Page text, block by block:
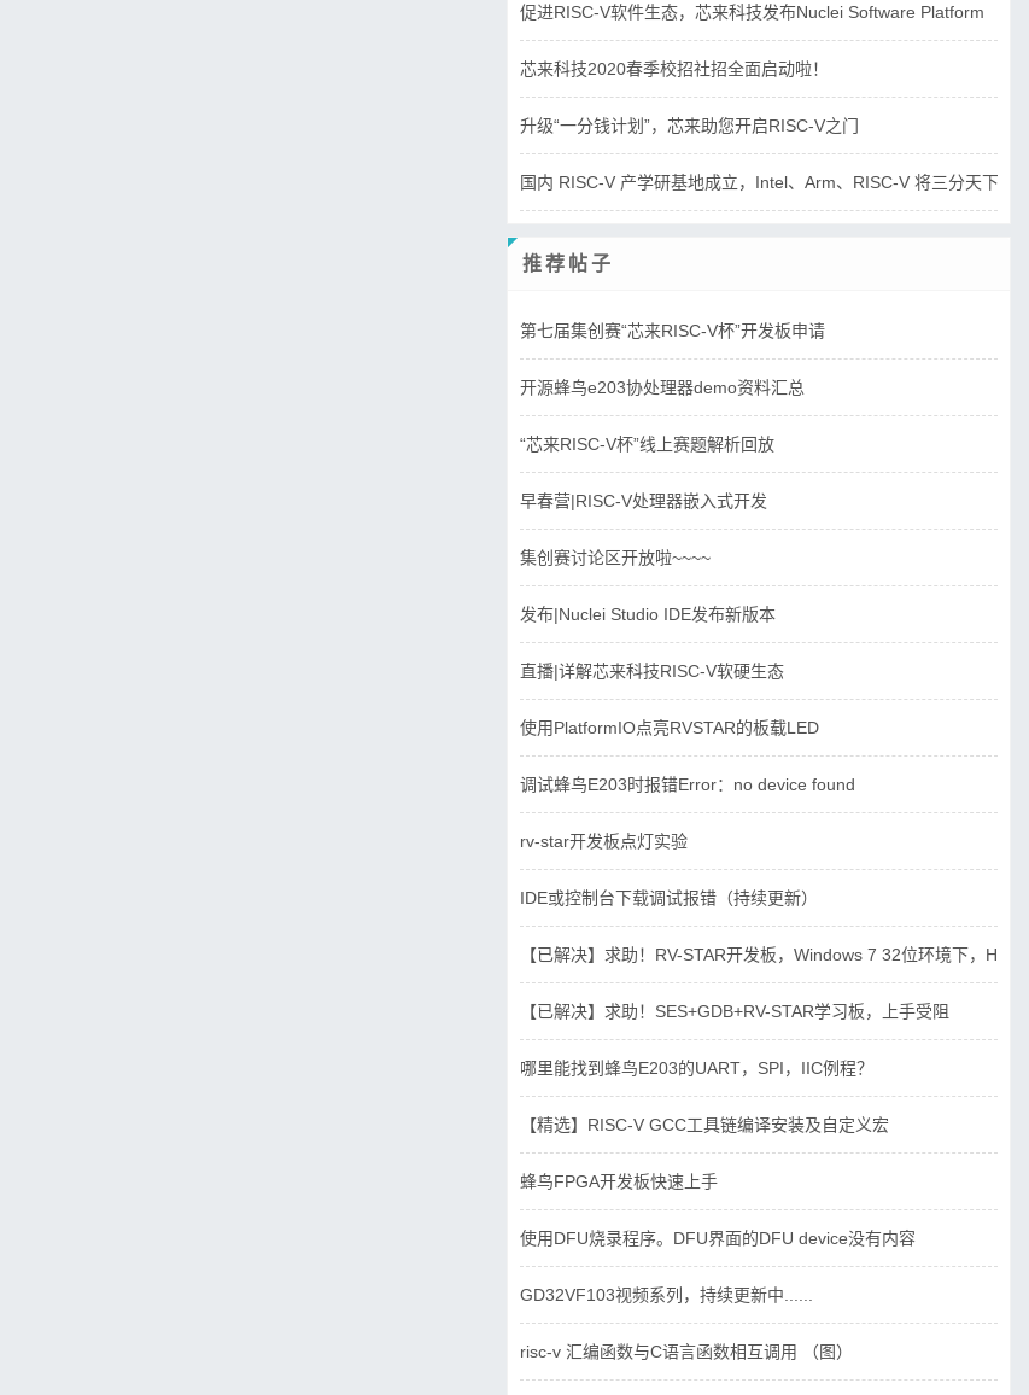
促进RISC-V软件生态，芯来科技发布Nuclei Software Platform
芯来科技2020春季校招社招全面启动啦！
升级“一分钱计划”，芯来助您开启RISC-V之门
国内 RISC-V 产学研基地成立，Intel、Arm、RISC-V 将三分天下？
推荐帖子
第七届集创赛“芯来RISC-V杯”开发板申请
开源蜂鸟e203协处理器demo资料汇总
“芯来RISC-V杯”线上赛题解析回放
早春营|RISC-V处理器嵌入式开发
集创赛讨论区开放啦~~~~
发布|Nuclei Studio IDE发布新版本
直播|详解芯来科技RISC-V软硬生态
使用PlatformIO点亮RVSTAR的板载LED
调试蜂鸟E203时报错Error：no device found
rv-star开发板点灯实验
IDE或控制台下载调试报错（持续更新）
【已解决】求助！RV-STAR开发板，Windows 7 32位环境下，
【已解决】求助！SES+GDB+RV-STAR学习板，上手受阻
哪里能找到蜂鸟E203的UART，SPI，IIC例程？
【精选】RISC-V GCC工具链编译安装及自定义宏
蜂鸟FPGA开发板快速上手
使用DFU烧录程序。DFU界面的DFU device没有内容
GD32VF103视频系列，持续更新中......
risc-v 汇编函数与C语言函数相互调用 （图）